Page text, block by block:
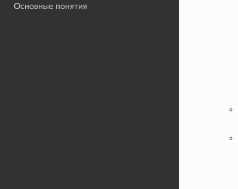
Основные понятия